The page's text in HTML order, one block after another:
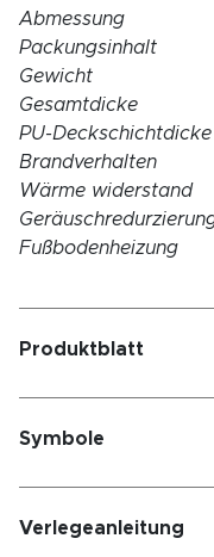
Abmessung
Packungsinhalt
Gewicht
Gesamtdicke
PU-Deckschichtdicke
Brandverhalten
Wärme widerstand
Fußbodenheizung
Produktblatt
Symbole
Verlegeanleitung